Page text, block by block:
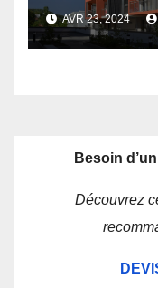
AVR 23, 2024
Besoin
Découvrez